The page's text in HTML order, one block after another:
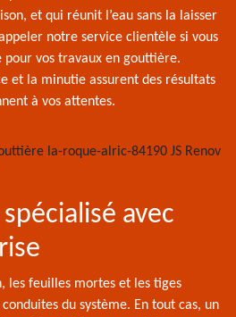
et qui réunit l’eau sans la laisser
notre service clientèle si vous
pour vos travaux en gouttière.
et la minutie assurent des résultats
à vos attentes.
avec
les feuilles mortes et les tiges
du système. En tout cas, un